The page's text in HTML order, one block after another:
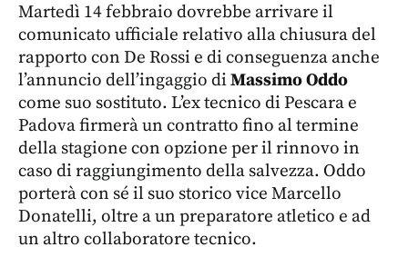
Martedì 14 febbraio dovrebbe arrivare il
comunicato ufficiale relativo alla chiusura del
rapporto con De Rossi e di conseguenza anche
l’annuncio dell’ingaggio di Massimo Oddo
come suo sostituto. L’ex tecnico di Pescara e
Padova firmerà un contratto fino al termine
della stagione con opzione per il rinnovo in
caso di raggiungimento della salvezza. Oddo
porterà con sé il suo storico vice Marcello
Donatelli, oltre a un preparatore atletico e ad
un altro collaboratore tecnico.